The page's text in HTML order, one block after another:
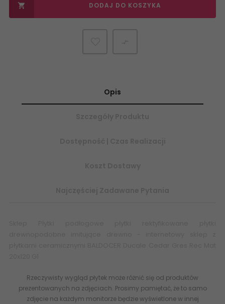
 DODAJ DO KOSZYKA
Opis
Rzeczywisty wygląd płytek może różnić się od produktów
prezentowanych na zdjęciach. Prosimy pamiętać, że to samo
zdjęcie na każdym monitorze będzie wyświetlone w innej